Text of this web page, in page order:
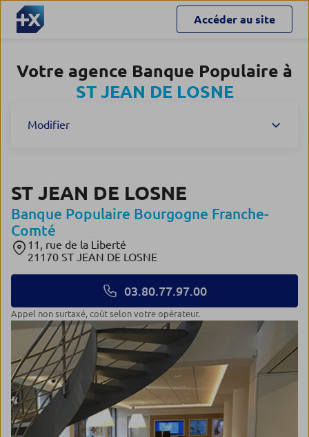
Accéder au site
Votre agence Banque Populaire à
ST JEAN DE LOSNE
Modifier
ST JEAN DE LOSNE
Banque Populaire Bourgogne Franche-
Comté
11, rue de la Liberté
21170 ST JEAN DE LOSNE
03.80.77.97.00
Appel non surtaxé, coût selon votre opérateur.